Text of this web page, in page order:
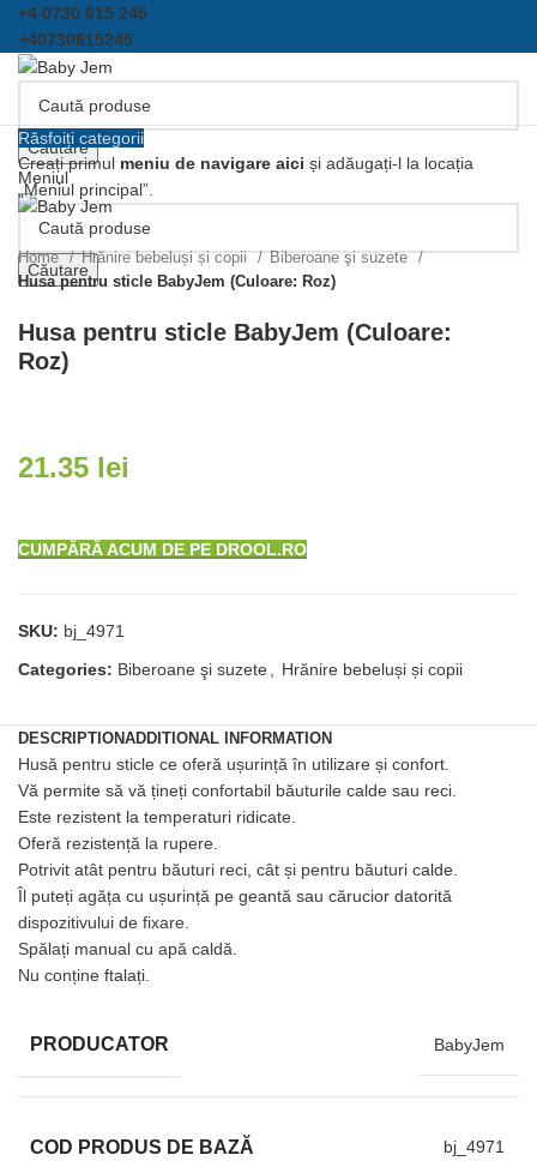
+4 0730 615 245
+40730615245
Căutare
Meniul
Răsfoiți categorii
Creați primul meniu de navigare aici și adăugați-l la locația
„Meniul principal”.
Căutare
Click pentru a mari
Home Hrănire bebeluși și copii
Biberoane şi suzete
Husa pentru sticle BabyJem (Culoare: Roz)
Husa pentru sticle BabyJem (Culoare:
Roz)
21.35 lei
CUMPĂRĂ ACUM DE PE DROOL.RO
SKU: bj_4971
Categories: Biberoane şi suzete, Hrănire bebeluși și copii
DESCRIPTIONADDITIONAL INFORMATION
Husă pentru sticle ce oferă ușurință în utilizare și confort.
Vă permite să vă țineți confortabil băuturile calde sau reci.
Este rezistent la temperaturi ridicate.
Oferă rezistență la rupere.
Potrivit atât pentru băuturi reci, cât și pentru băuturi calde.
Îl puteți agăța cu ușurință pe geantă sau cărucior datorită
dispozitivului de fixare.
Spălați manual cu apă caldă.
Nu conține ftalați.
PRODUCATOR BabyJem
COD PRODUS DE BAZĂ bj_4971